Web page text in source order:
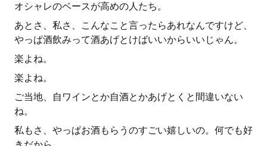
オシャレのベースが高めの人たち。
あとさ、私さ、こんなこと言ったらあれなんですけど、
やっぱ酒飲みって酒あげとけばいいからいいじゃん。
楽よね。
楽よね。
ご当地、自ワインとか自酒とかあげとくと間違いない
ね。
私もさ、やっぱお酒もらうのすごい嬉しいの。何でも好